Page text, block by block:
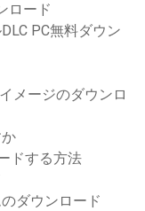
ロード
PC無料ダウン
メージのダウンロ
ドする方法
ダウンロード